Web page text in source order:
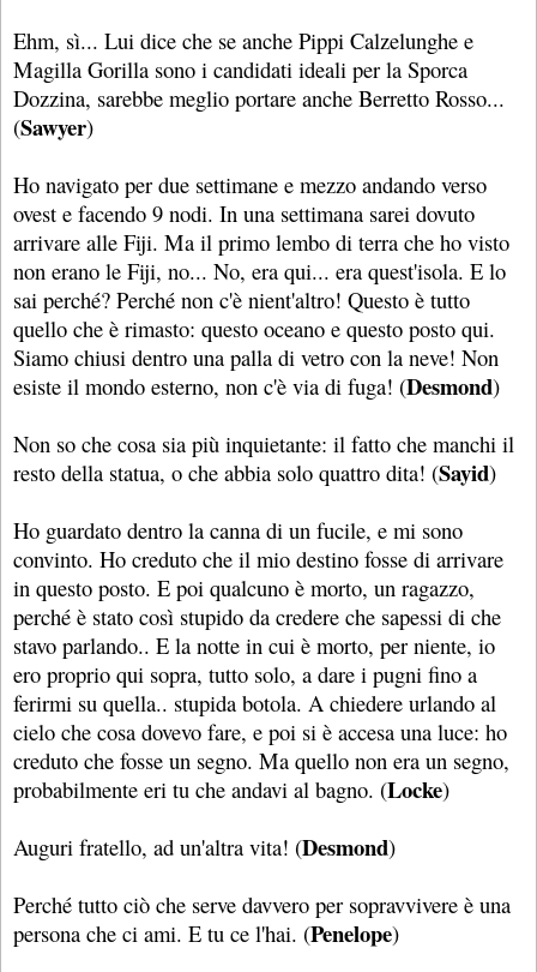
Ehm, sì... Lui dice che se anche Pippi Calzelunghe e
Magilla Gorilla sono i candidati ideali per la Sporca
Dozzina, sarebbe meglio portare anche Berretto Rosso...
(Sawyer)
Ho navigato per due settimane e mezzo andando verso
ovest e facendo 9 nodi. In una settimana sarei dovuto
arrivare alle Fiji. Ma il primo lembo di terra che ho visto
non erano le Fiji, no... No, era qui... era quest'isola. E lo
sai perché? Perché non c'è nient'altro! Questo è tutto
quello che è rimasto: questo oceano e questo posto qui.
Siamo chiusi dentro una palla di vetro con la neve! Non
esiste il mondo esterno, non c'è via di fuga! (Desmond)
Non so che cosa sia più inquietante: il fatto che manchi il
resto della statua, o che abbia solo quattro dita! (Sayid)
Ho guardato dentro la canna di un fucile, e mi sono
convinto. Ho creduto che il mio destino fosse di arrivare
in questo posto. E poi qualcuno è morto, un ragazzo,
perché è stato così stupido da credere che sapessi di che
stavo parlando.. E la notte in cui è morto, per niente, io
ero proprio qui sopra, tutto solo, a dare i pugni fino a
ferirmi su quella.. stupida botola. A chiedere urlando al
cielo che cosa dovevo fare, e poi si è accesa una luce: ho
creduto che fosse un segno. Ma quello non era un segno,
probabilmente eri tu che andavi al bagno. (Locke)
Auguri fratello, ad un'altra vita! (Desmond)
Perché tutto ciò che serve davvero per sopravvivere è una
persona che ci ami. E tu ce l'hai. (Penelope)